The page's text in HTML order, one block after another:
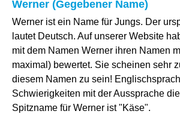
Werner (Gegebener Name)
Werner ist ein Name für Jungs. Der
lautet Deutsch. Auf unserer Website
mit dem Namen Werner ihren Namen
maximal) bewertet. Sie scheinen sehr
diesem Namen zu sein!
Schwierigkeiten mit der Aussprache
Spitzname für Werner ist "Käse".